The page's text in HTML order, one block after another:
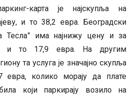
карта је најскупља на
и то 38,2 евра. Београдски
Тесла” има најнижу цену и за
и то 17,9 евра. На другим
та услуга је значајно скупља
колико морају да плате
који паркирају возило на